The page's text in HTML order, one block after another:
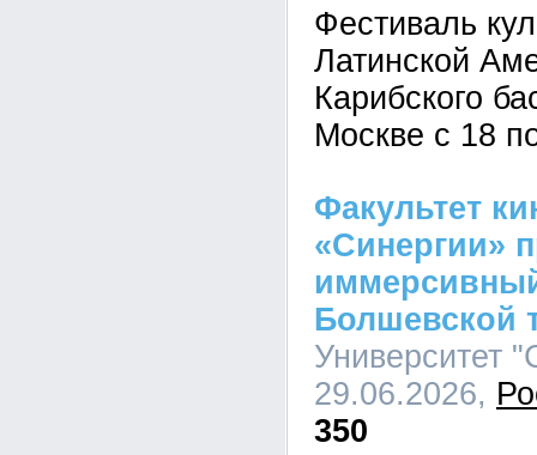
Фестиваль
Латинской
Карибского
Москве с 18
Факультет
«Синергии»
Болшевской
Университет
29.06.2026,
350